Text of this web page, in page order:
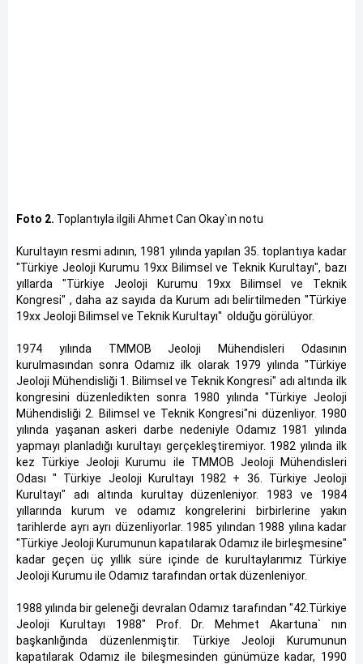
Foto 2. Toplantıyla ilgili Ahmet Can Okay`ın notu
Kurultayın resmi adının, 1981 yılında yapılan 35. toplantıya kadar
"Türkiye Jeoloji Kurumu 19xx Bilimsel ve Teknik Kurultayı", bazı
yıllarda "Türkiye Jeoloji Kurumu 19xx Bilimsel ve Teknik
Kongresi" , daha az sayıda da Kurum adı belirtilmeden "Türkiye
19xx Jeoloji Bilimsel ve Teknik Kurultayı" olduğu görülüyor.
1974 yılında TMMOB Jeoloji Mühendisleri Odasının
kurulmasından sonra Odamız ilk olarak 1979 yılında "Türkiye
Jeoloji Mühendisliği 1. Bilimsel ve Teknik Kongresi" adı altında ilk
kongresini düzenledikten sonra 1980 yılında "Türkiye Jeoloji
Mühendisliği 2. Bilimsel ve Teknik Kongresi"ni düzenliyor. 1980
yılında yaşanan askeri darbe nedeniyle Odamız 1981 yılında
yapmayı planladığı kurultayı gerçekleştiremiyor. 1982 yılında ilk
kez Türkiye Jeoloji Kurumu ile TMMOB Jeoloji Mühendisleri
Odası " Türkiye Jeoloji Kurultayı 1982 + 36. Türkiye Jeoloji
Kurultayı" adı altında kurultay düzenleniyor. 1983 ve 1984
yıllarında kurum ve odamız kongrelerini birbirlerine yakın
tarihlerde ayrı ayrı düzenliyorlar. 1985 yılından 1988 yılına kadar
"Türkiye Jeoloji Kurumunun kapatılarak Odamız ile birleşmesine"
kadar geçen üç yıllık süre içinde de kurultaylarımız Türkiye
Jeoloji Kurumu ile Odamız tarafından ortak düzenleniyor.
1988 yılında bir geleneği devralan Odamız tarafından "42.Türkiye
Jeoloji Kurultayı 1988" Prof. Dr. Mehmet Akartuna` nın
başkanlığında düzenlenmiştir. Türkiye Jeoloji Kurumunun
kapatılarak Odamız ile bileşmesinden günümüze kadar, 1990